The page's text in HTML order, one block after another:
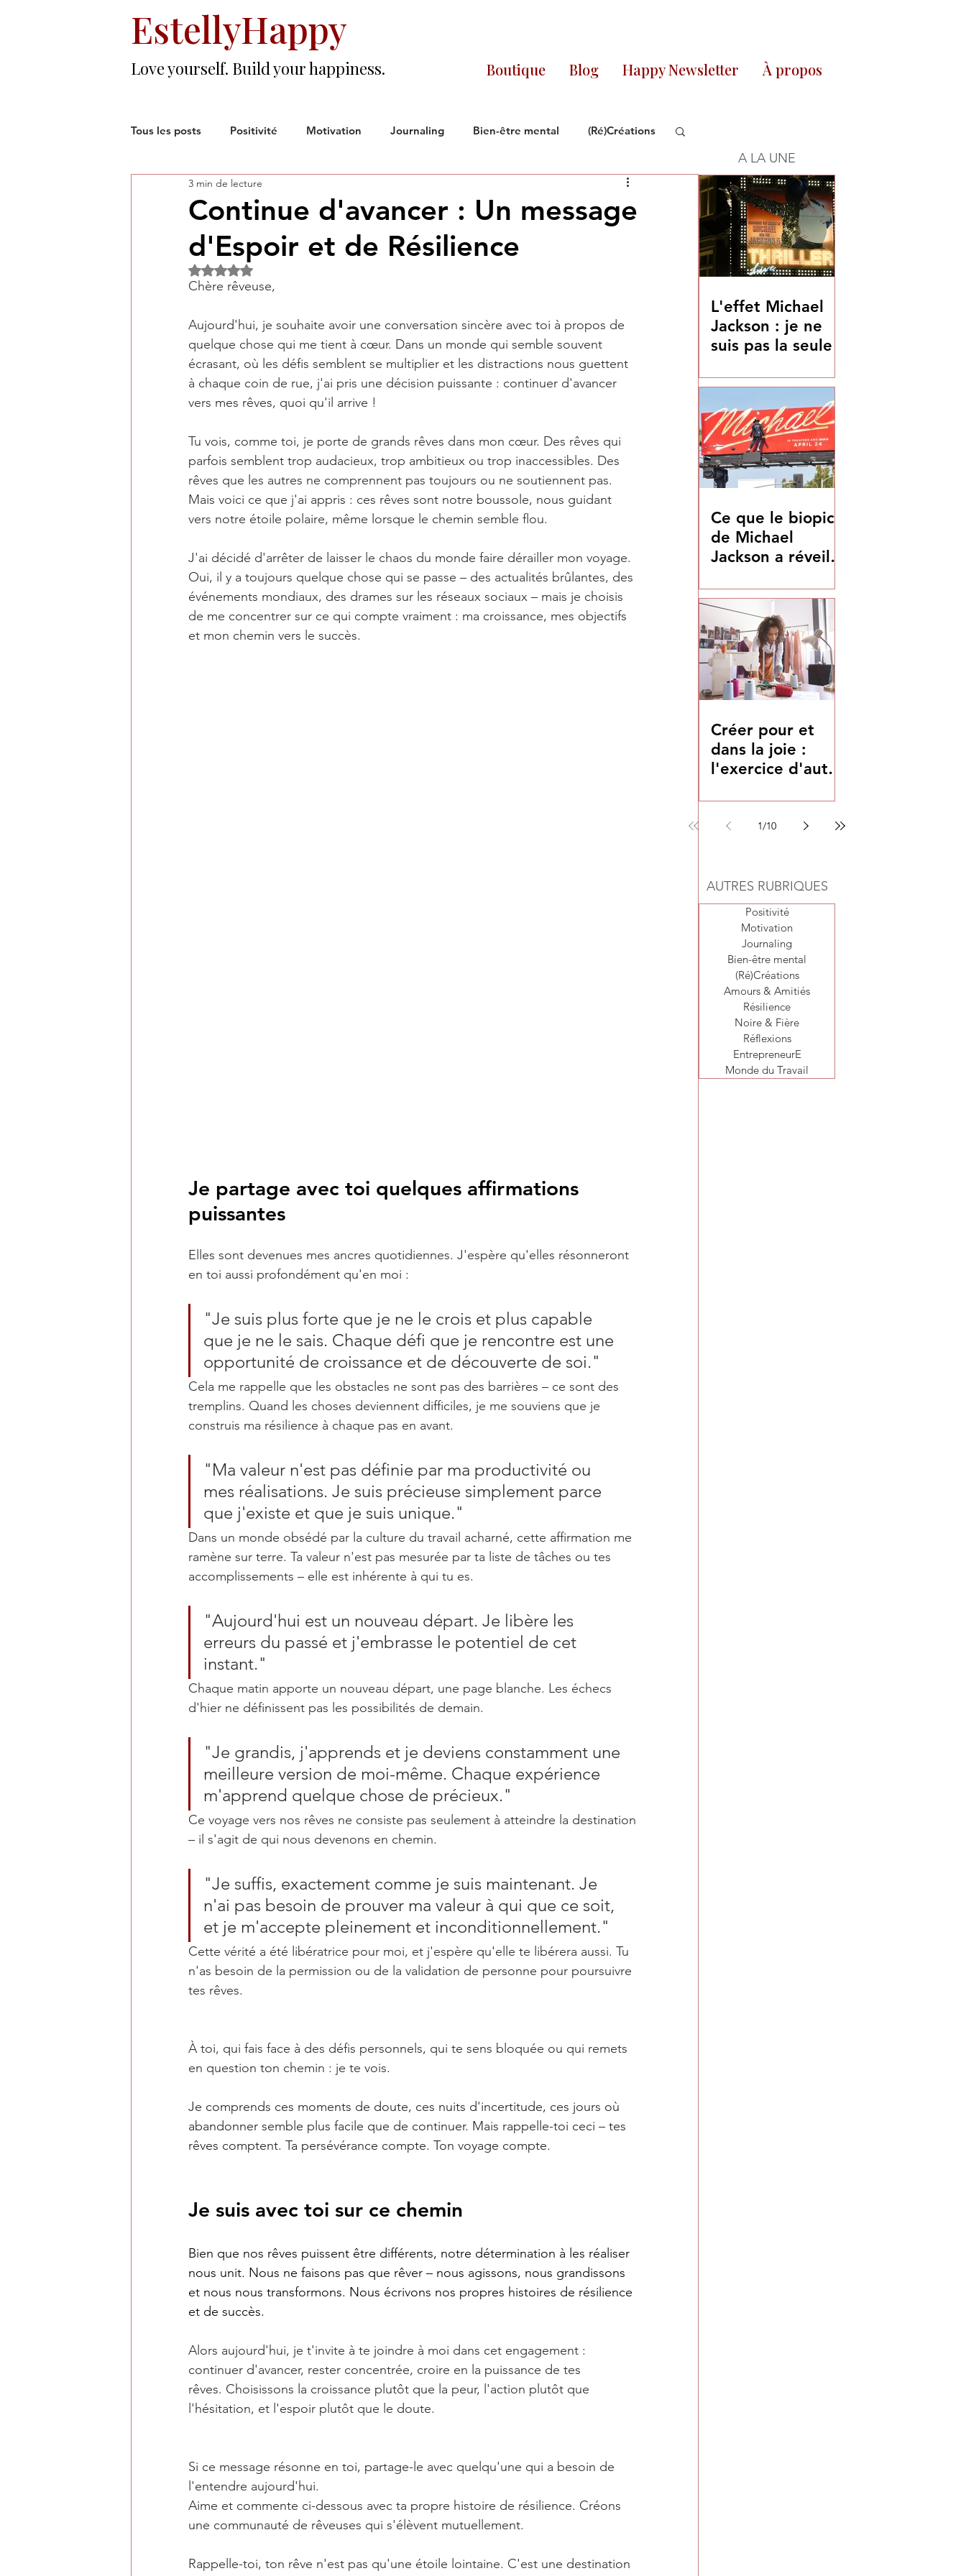
EstellyHappy
Love yourself. Build your happiness. Boutique Blog Happy Newsletter À propos
Tous les posts Positivité Motivation Journaling Bien-être mental (Ré)Créations
Amours & Amitiés
Monde du Travail
Continue d'avancer : Un message
d'Espoir et de Résilience
3 min de lecture
Noté NaN étoiles sur 5.
Chère rêveuse,
Aujourd'hui, je souhaite avoir une conversation sincère avec toi à propos de
quelque chose qui me tient à cœur. Dans un monde qui semble souvent
écrasant, où les défis semblent se multiplier et les distractions nous guettent
à chaque coin de rue, j'ai pris une décision puissante : continuer d'avancer
vers mes rêves, quoi qu'il arrive !
Tu vois, comme toi, je porte de grands rêves dans mon cœur. Des rêves qui
parfois semblent trop audacieux, trop ambitieux ou trop inaccessibles. Des
rêves que les autres ne comprennent pas toujours ou ne soutiennent pas.
Mais voici ce que j'ai appris : ces rêves sont notre boussole, nous guidant
vers notre étoile polaire, même lorsque le chemin semble flou.
J'ai décidé d'arrêter de laisser le chaos du monde faire dérailler mon voyage.
Oui, il y a toujours quelque chose qui se passe – des actualités brûlantes, des
événements mondiaux, des drames sur les réseaux sociaux – mais je choisis
de me concentrer sur ce qui compte vraiment : ma croissance, mes objectifs
et mon chemin vers le succès.
Je partage avec toi quelques affirmations
puissantes
Elles sont devenues mes ancres quotidiennes. J'espère qu'elles résonneront
en toi aussi profondément qu'en moi :
"Je suis plus forte que je ne le crois et plus capable
que je ne le sais. Chaque défi que je rencontre est une
opportunité de croissance et de découverte de soi."
Cela me rappelle que les obstacles ne sont pas des barrières – ce sont des
tremplins. Quand les choses deviennent difficiles, je me souviens que je
construis ma résilience à chaque pas en avant.
"Ma valeur n'est pas définie par ma productivité ou
mes réalisations. Je suis précieuse simplement parce
que j'existe et que je suis unique."
Dans un monde obsédé par la culture du travail acharné, cette affirmation me
ramène sur terre. Ta valeur n'est pas mesurée par ta liste de tâches ou tes
accomplissements – elle est inhérente à qui tu es.
"Aujourd'hui est un nouveau départ. Je libère les
erreurs du passé et j'embrasse le potentiel de cet
instant."
Chaque matin apporte un nouveau départ, une page blanche. Les échecs
d'hier ne définissent pas les possibilités de demain.
"Je grandis, j'apprends et je deviens constamment une
meilleure version de moi-même. Chaque expérience
m'apprend quelque chose de précieux."
Ce voyage vers nos rêves ne consiste pas seulement à atteindre la destination
– il s'agit de qui nous devenons en chemin.
"Je suffis, exactement comme je suis maintenant. Je
n'ai pas besoin de prouver ma valeur à qui que ce soit,
et je m'accepte pleinement et inconditionnellement."
Cette vérité a été libératrice pour moi, et j'espère qu'elle te libérera aussi. Tu
n'as besoin de la permission ou de la validation de personne pour poursuivre
tes rêves.
À toi, qui fais face à des défis personnels, qui te sens bloquée ou qui remets
en question ton chemin : je te vois.
Je comprends ces moments de doute, ces nuits d'incertitude, ces jours où
abandonner semble plus facile que de continuer. Mais rappelle-toi ceci – tes
rêves comptent. Ta persévérance compte. Ton voyage compte.
Je suis avec toi sur ce chemin
Bien que nos rêves puissent être différents, notre détermination à les réaliser
nous unit. Nous ne faisons pas que rêver – nous agissons, nous grandissons
et nous nous transformons. Nous écrivons nos propres histoires de résilience
et de succès.
Alors aujourd'hui, je t'invite à te joindre à moi dans cet engagement :
continuer d'avancer, rester concentrée, croire en la puissance de tes
rêves. Choisissons la croissance plutôt que la peur, l'action plutôt que
l'hésitation, et l'espoir plutôt que le doute.
Si ce message résonne en toi, partage-le avec quelqu'une qui a besoin de
l'entendre aujourd'hui.
Aime et commente ci-dessous avec ta propre histoire de résilience. Créons
une communauté de rêveuses qui s'élèvent mutuellement.
Rappelle-toi, ton rêve n'est pas qu'une étoile lointaine. C'est une destination
A LA UNE
L'effet Michael
Jackson : je ne
suis pas la seule
Ce que le biopic
de Michael
Jackson a réveillé
Créer pour et
dans la joie :
l'exercice d'auto-
1/10
AUTRES RUBRIQUES
Positivité
Motivation
Journaling
Bien-être mental
(Ré)Créations
Amours & Amitiés
Résilience
Noire & Fière
Réflexions
EntrepreneurE
Monde du Travail